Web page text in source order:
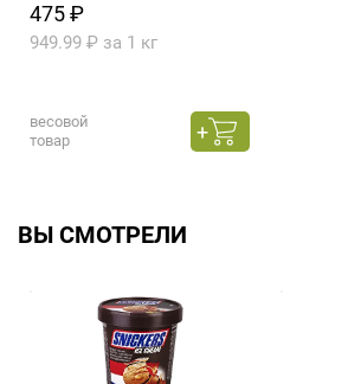
475 ₽
949.99 ₽ за 1 кг
весовой
товар
ВЫ СМОТРЕЛИ